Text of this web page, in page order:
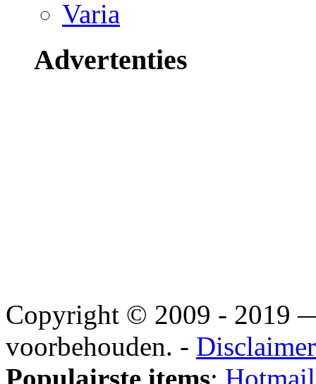
Varia
Advertenties
Copyright © 2009 - 2019
voorbehouden. - Disclaimer
Populairste items: